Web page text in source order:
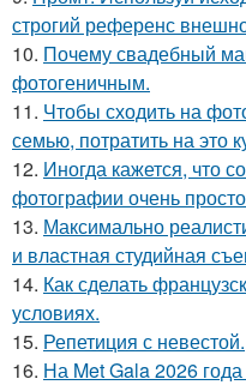
строгий референс
10. Почему свадебный
фотогеничным.
11. Чтобы сходить на
семью, потратить на это
12. Иногда кажется, что
фотографии очень
13. Максимально
и властная студийная
14. Как сделать
условиях.
15. Репетиция с невестой.
16. На Met Gala 2026